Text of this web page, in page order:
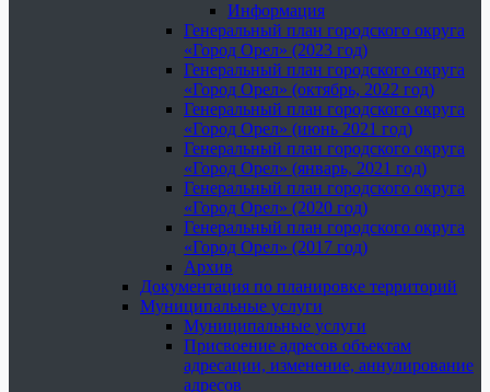
Информация
Генеральный план городского округа
«Город Орел» (2023 год)
Генеральный план городского округа
«Город Орел» (октябрь, 2022 год)
Генеральный план городского округа
«Город Орел» (июнь 2021 год)
Генеральный план городского округа
«Город Орел» (январь, 2021 год)
Генеральный план городского округа
«Город Орел» (2020 год)
Генеральный план городского округа
«Город Орел» (2017 год)
Архив
Документация по планировке территорий
Муниципальные услуги
Муниципальные услуги
Присвоение адресов объектам
адресации, изменение, аннулирование
адресов